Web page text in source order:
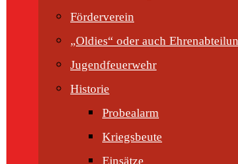
Förderverein
„Oldies“ oder auch
Jugendfeuerwehr
Historie
Probealarm
Kriegsbeute
Einsätze